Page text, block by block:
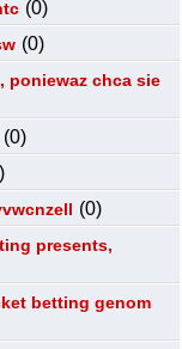
(0)
(0)
poniewaz chca sie
(0)
(0)
presents,
betting genom